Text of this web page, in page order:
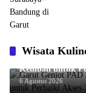
Wisata
Garut Genjot
Kembali untuk
6 Agustus 2026